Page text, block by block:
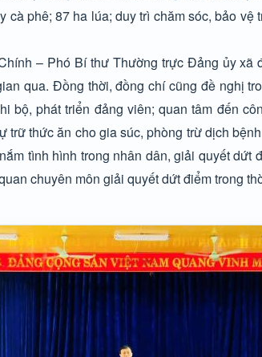
phê; 87 ha lúa; duy trì chăm sóc, bảo
– Phó Bí thư Thường trực Đảng ủy xã
qua. Đồng thời, đồng chí cũng đề nghị
bộ, phát triển đảng viên; quan tâm đến
trữ thức ăn cho gia súc, phòng trừ dịch
tình hình trong nhân dân, giải quyết
chuyên môn giải quyết dứt điểm trong